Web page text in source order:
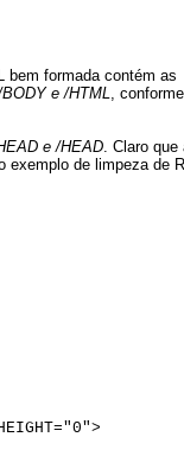
bem formada contém as
e /HTML,
e /HEAD. Claro que
exemplo de limpeza de